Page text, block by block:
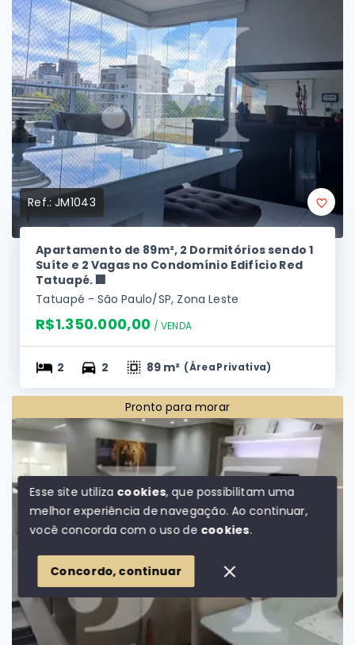
Ref.:JM1043
Apartamento de 89m², 2 Dormitórios sendo 1
Suíte e 2 Vagas no Condomínio Edifício Red
Tatuapé. 🏢
R$1.350.000,00 / VENDA
89 m² (Área Privativa
Pronto para morar
Esse site utiliza cookies, que possibilitam uma
melhor experiência de navegação.Ao continuar,
você concorda com o uso de cookies.
Concordo, continuar